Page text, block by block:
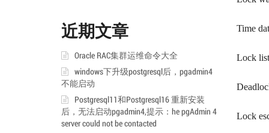
Time
Lock
Lock
近期文章
Oracle RAC集群运维命令大全
windows下升级postgresql后，pgadmin4
不能启动
Postgresql11和Postgresql16 重新安装
后，无法启动pgadmin4,提示：he pgAdmin 4
server could not be contacted